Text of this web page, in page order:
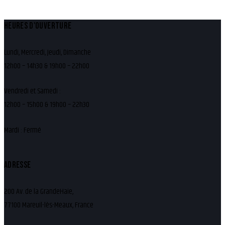
HEURES D'OUVERTURE
Lundi, Mercredi, Jeudi, Dimanche
12h00 – 14h30 & 19h00 – 22h00
Vendredi et Samedi :
12h00 – 15h00 & 19h00 – 22h30
Mardi : Fermé
ADRESSE
200 Av. de la GrandeHaie,
77100 Mareuil-lès-Meaux, France